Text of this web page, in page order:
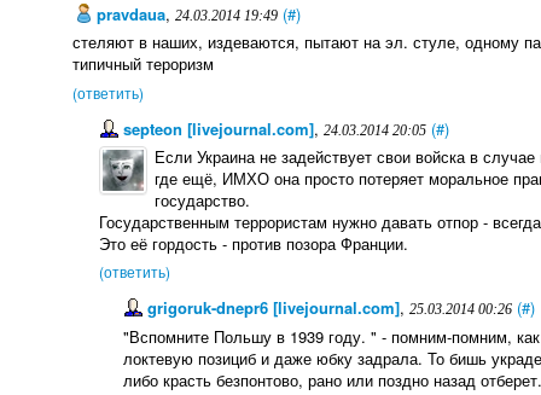
pravdaua,24.03.2014 19:49 (#)
стеляют в наших, издеваются, пытают на эл. стуле, одному
типичный тероризм
(ответить)
septeon [livejournal.com], 24.03.2014 20:05 (#)
Если Украина не задействует свои войска в
где ещё, ИМХО она просто потеряет моральное
государство.
Государственным террористам нужно давать отпор -
Это её гордость - против позора Франции.
(ответить)
grigoruk-dnepr6 [livejournal.com],25.03.2014 00:26 (#)
"Вспомните Польшу в 1939 году. " - помним-помним, как
локтевую позициб и даже юбку задрала. То бишь
либо красть безпонтово, рано или поздно назад